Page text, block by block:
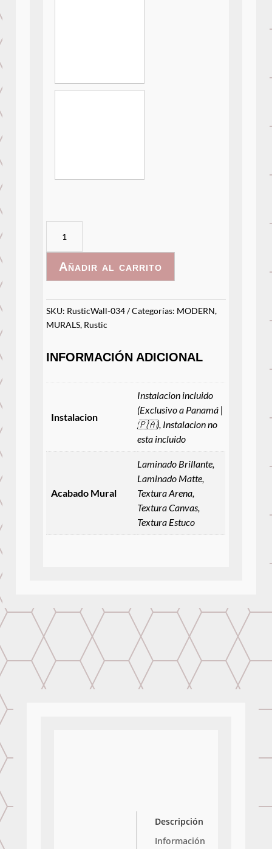
cantidad
Añadir al carrito
SKU: RusticWall-034 Categorías: MODERN,
MURALS, Rustic
INFORMACIÓN ADICIONAL
Instalacion
Instalacion incluido
(Exclusivo a Panamá |
🇵🇦), Instalacion no
esta incluido
Acabado Mural
Laminado Brillante,
Laminado Matte,
Textura Arena,
Textura Canvas,
Textura Estuco
Descripción
Información